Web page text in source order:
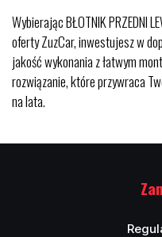
Wybierając BŁOTNIK PRZEDNI
oferty ZuzCar, inwestujesz w
jakość wykonania z łatwym
rozwiązanie, które przywraca
na lata.